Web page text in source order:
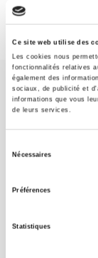
Ce site web utilise des
Les cookies nous
fonctionnalités relatives
également des
sociaux, de publicité et
informations que vous
de leurs services.
Nécessaires
Préférences
Statistiques
SCIENCES PO
original
CONTACTS